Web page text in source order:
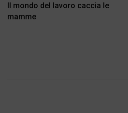
Il mondo del lavoro caccia le
mamme